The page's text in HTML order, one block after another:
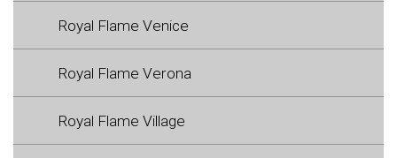
Royal Flame Venice
Royal Flame Verona
Royal Flame Village